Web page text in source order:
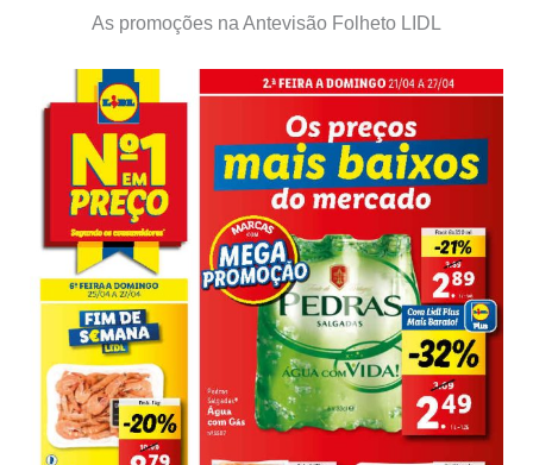
As promoções na Antevisão Folheto LIDL